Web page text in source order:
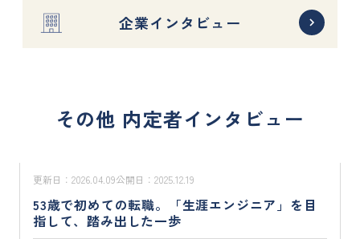
企業インタビュー
その他 内定者インタビュー
更新日： 2026.04.09公開日： 2025.12.19
53歳で初めての転職。「生涯エンジニア」を目
指して、踏み出した一歩